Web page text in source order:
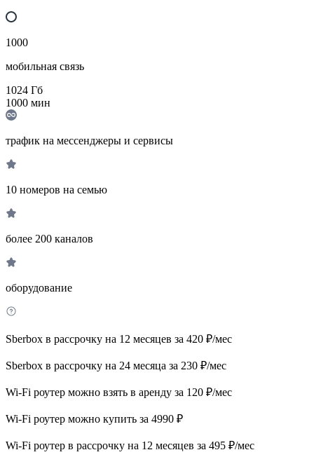
1000
мобильная связь
1024 Гб
1000 мин
трафик на мессенджеры и сервисы
10 номеров на семью
более 200 каналов
оборудование
Sberbox в рассрочку на 12 месяцев за 420 ₽/мес
Sberbox в рассрочку на 24 месяца за 230 ₽/мес
Wi-Fi роутер можно взять в аренду за 120 ₽/мес
Wi-Fi роутер можно купить за 4990 ₽
Wi-Fi роутер в рассрочку на 12 месяцев за 495 ₽/мес